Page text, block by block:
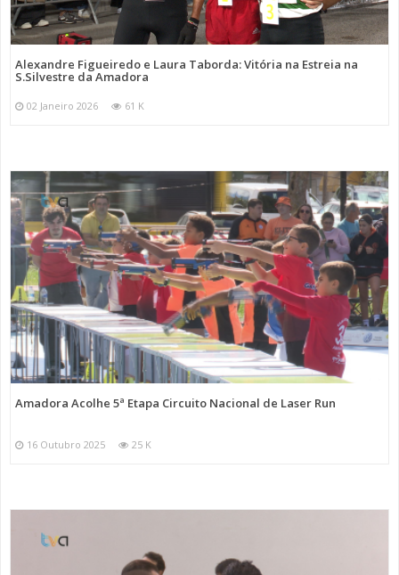
Alexandre Figueiredo e Laura Taborda: Vitória na Estreia na
S.Silvestre da Amadora
02 Janeiro 2026 61 K
Amadora Acolhe 5ª Etapa Circuito Nacional de Laser Run
16 Outubro 2025 25 K